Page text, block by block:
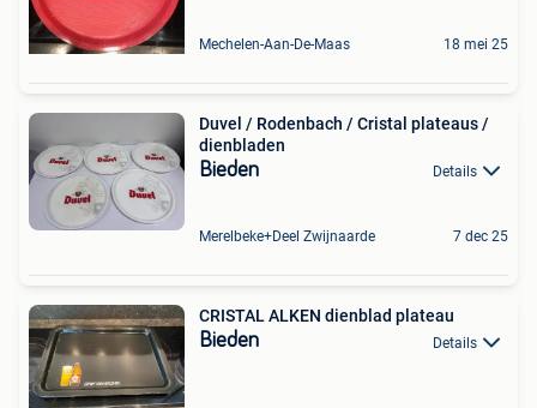
Mechelen-Aan-De-Maas 18 mei 25
Duvel / Rodenbach / Cristal plateaus /
dienbladen
Bieden Details
Merelbeke+Deel Zwijnaarde 7 dec 25
CRISTAL ALKEN dienblad plateau
Bieden Details